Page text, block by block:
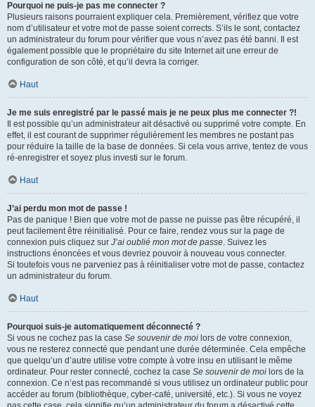
Pourquoi ne puis-je pas me connecter ?
Plusieurs raisons pourraient expliquer cela. Premièrement, vérifiez que votre
nom d’utilisateur et votre mot de passe soient corrects. S’ils le sont, contactez
un administrateur du forum pour vérifier que vous n’avez pas été banni. Il est
également possible que le propriétaire du site Internet ait une erreur de
configuration de son côté, et qu’il devra la corriger.
Haut
Je me suis enregistré par le passé mais je ne peux plus me connecter ?!
Il est possible qu’un administrateur ait désactivé ou supprimé votre compte. En
effet, il est courant de supprimer régulièrement les membres ne postant pas
pour réduire la taille de la base de données. Si cela vous arrive, tentez de vous
ré-enregistrer et soyez plus investi sur le forum.
Haut
J’ai perdu mon mot de passe !
Pas de panique ! Bien que votre mot de passe ne puisse pas être récupéré, il
peut facilement être réinitialisé. Pour ce faire, rendez vous sur la page de
connexion puis cliquez sur J’ai oublié mon mot de passe. Suivez les
instructions énoncées et vous devriez pouvoir à nouveau vous connecter.
Si toutefois vous ne parveniez pas à réinitialiser votre mot de passe, contactez
un administrateur du forum.
Haut
Pourquoi suis-je automatiquement déconnecté ?
Si vous ne cochez pas la case Se souvenir de moi lors de votre connexion,
vous ne resterez connecté que pendant une durée déterminée. Cela empêche
que quelqu’un d’autre utilise votre compte à votre insu en utilisant le même
ordinateur. Pour rester connecté, cochez la case Se souvenir de moi lors de la
connexion. Ce n’est pas recommandé si vous utilisez un ordinateur public pour
accéder au forum (bibliothèque, cyber-café, université, etc.). Si vous ne voyez